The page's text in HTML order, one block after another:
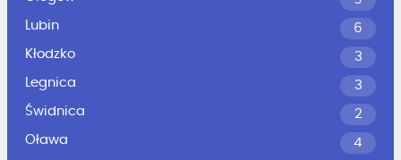
Lubin
6
Kłodzko
3
Legnica
3
Świdnica
2
Oława
4